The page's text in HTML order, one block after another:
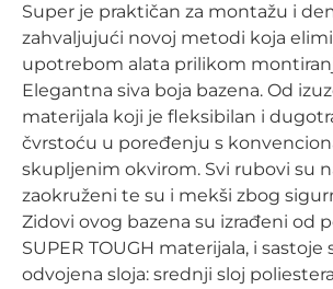
Super je praktičan za montažu i
zahvaljujući novoj metodi koja
upotrebom alata prilikom
Elegantna siva boja bazena. Od
materijala koji je fleksibilan i
čvrstoću u poređenju s
skupljenim okvirom. Svi rubovi su
zaokruženi te su i mekši zbog
Zidovi ovog bazena su izrađeni od
SUPER TOUGH materijala, i sastoje
odvojena sloja: srednji sloj